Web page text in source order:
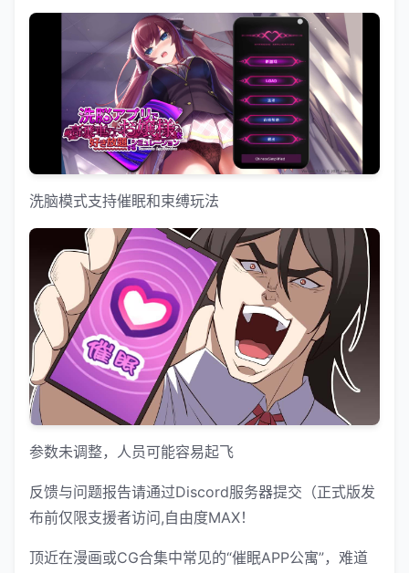
洗脑模式支持催眠和束缚玩法
参数未调整，人员可能容易起飞
反馈与问题报告请通过Discord服务器提交（正式版发
布前仅限支援者访问,自由度MAX！
顶近在漫画或CG合集中常见的“催眠APP公寓”，难道